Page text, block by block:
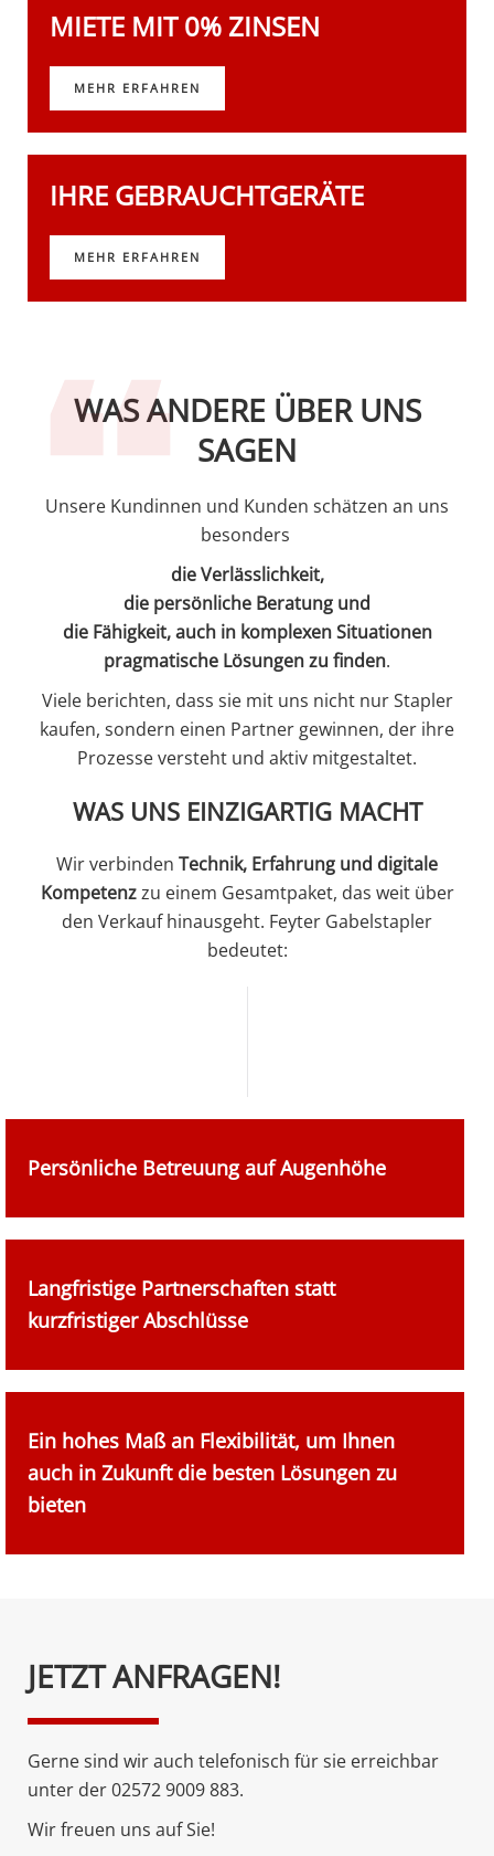
MIETE MIT 0% ZINSEN
MEHR ERFAHREN
IHRE GEBRAUCHTGERÄTE
MEHR ERFAHREN
WAS ANDERE ÜBER UNS
SAGEN
Unsere Kundinnen und Kunden schätzen an uns
besonders
die Verlässlichkeit,
die persönliche Beratung und
die Fähigkeit, auch in komplexen Situationen
pragmatische Lösungen zu finden.
Viele berichten, dass sie mit uns nicht nur Stapler
kaufen, sondern einen Partner gewinnen, der ihre
Prozesse versteht und aktiv mitgestaltet.
WAS UNS EINZIGARTIG MACHT
Wir verbinden Technik, Erfahrung und digitale
Kompetenzzu einem Gesamtpaket, das weit über
den Verkauf hinausgeht. Feyter Gabelstapler
bedeutet:
Persönliche Betreuung auf Augenhöhe
Langfristige Partnerschaften statt
kurzfristiger Abschlüsse
Ein hohes Maß an Flexibilität, um Ihnen
auch in Zukunft die besten Lösungen zu
bieten
Bitte
lasse
dieses
leer.
JETZT ANFRAGEN!
Gerne sind wir auch telefonisch für sie erreichbar
unter der 02572 9009 883.
Wir freuen uns auf Sie!